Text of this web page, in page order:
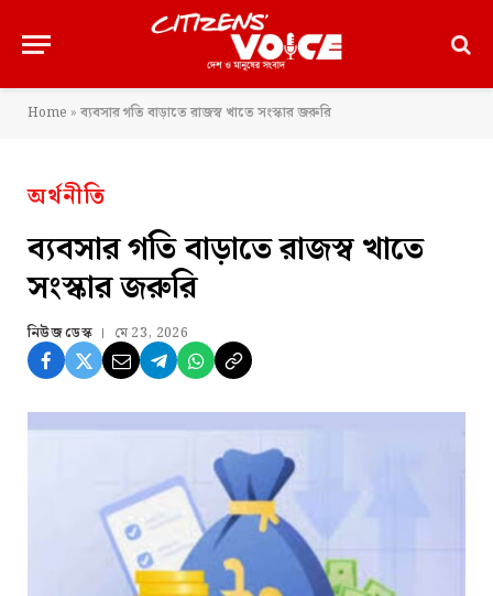
Home » ব্যবসার গতি বাড়াতে রাজস্ব খাতে সংস্কার জরুরি
অর্থনীতি
ব্যবসার গতি বাড়াতে রাজস্ব খাতে
সংস্কার জরুরি
নিউজ ডেস্ক মে 23, 2026